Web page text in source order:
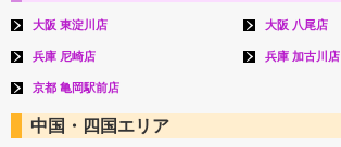
大阪 東淀川店 大阪 八尾店
兵庫 尼崎店 兵庫 加古川店
京都 亀岡駅前店
中国・四国エリア